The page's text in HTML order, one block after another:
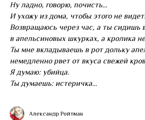
Ну ладно, говорю, почисть…
И ухожу из дома, чтобы этого не
Возвращаюсь через час, а ты сидишь
в апельсиновых шкурках, а кролика
Ты мне вкладываешь в рот дольку
немедленно рвет от вкуса свежей
Я думаю: убийца.
Ты думаешь: истеричка…
Александр Ройтман